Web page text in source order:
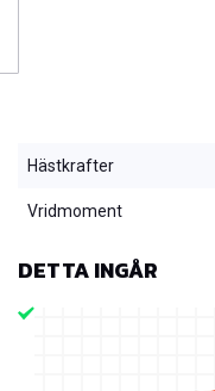
Hästkrafter
Vridmoment
DETTA INGÅR